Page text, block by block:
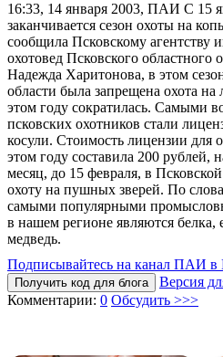
16:33, 14 января 2003, ПАИ С 15
заканчивается сезон охоты на
сообщила Псковскому агентству
охотовед Псковского областного
Надежда Харитонова, в этом
области была запрещена охота на
этом году сократилась. Самыми
псковских охотников стали
косули. Стоимость лицензии для
этом году составила 200 рублей,
месяц, до 15 февраля, в
охоту на пушных зверей. По
самыми популярными
в нашем регионе являются белка,
медведь.
Подписывайтесь на канал ПАИ
Получить код для блога
Версия
Комментарии: 0 Обсудить >>>